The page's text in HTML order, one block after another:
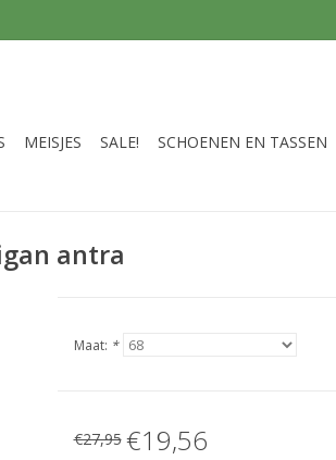
MEISJES SALE! SCHOENEN EN TASSEN
antra
Maat: *
€27,95 €19,56